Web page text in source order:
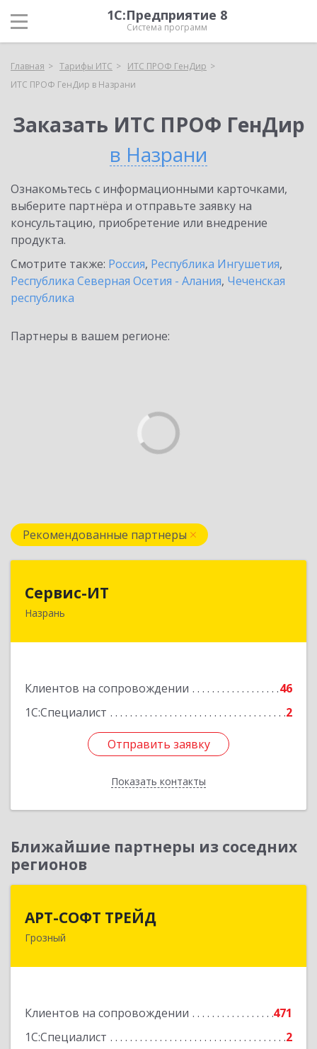
1С:Предприятие 8
Система программ
Главная Тарифы ИТС
ИТС ПРОФ ГенДир
ИТС ПРОФ ГенДир в Назрани
Заказать ИТС ПРОФ ГенДир
в Назрани
Ознакомьтесь с информационными карточками,
выберите партнёра и отправьте заявку на
консультацию, приобретение или внедрение
продукта.
Смотрите также: Россия, Республика Ингушетия,
Республика Северная Осетия - Алания, Чеченская
республика
Партнеры в вашем регионе:
Рекомендованные партнеры
Сервис-ИТ
Назрань
Клиентов на сопровождении
46
1С:Специалист
2
Отправить заявку
Показать контакты
Подробнее
Отправить заявку
Назад
Ближайшие партнеры из соседних
регионов
АРТ-СОФТ ТРЕЙД
Грозный
Клиентов на сопровождении
471
1С:Специалист
2
364013, Чеченская Респ, Грозный г, Полярников